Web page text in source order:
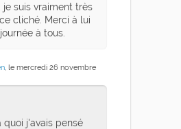
je suis vraiment très
cliché. Merci à lui
à tous.
, le mercredi 26 novembre
quoi j'avais pensé